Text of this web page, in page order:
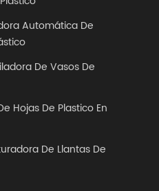
Automática De
De Vasos De
Hojas De Plastico En
De Llantas De